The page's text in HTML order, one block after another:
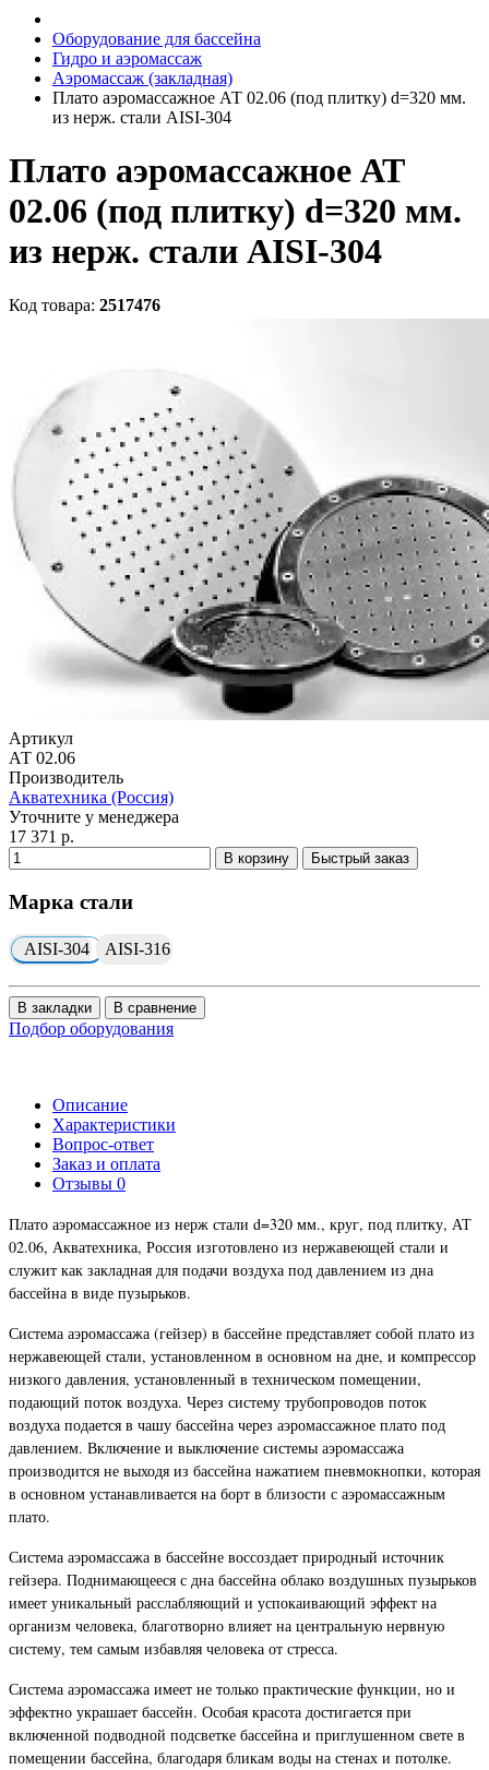
Оборудование для бассейна
Гидро и аэромассаж
Аэромассаж (закладная)
Плато аэромассажное АТ 02.06 (под плитку) d=320 мм.
из нерж. стали AISI-304
Плато аэромассажное АТ
02.06 (под плитку) d=320 мм.
из нерж. стали AISI-304
Код товара: 2517476
Артикул
АТ 02.06
Производитель
Акватехника (Россия)
Уточните у менеджера
17 371 р.
В корзину Быстрый заказ
Марка стали
AISI-304 AISI-316
В закладки В сравнение
Подбор оборудования
Описание
Характеристики
Вопрос-ответ
Заказ и оплата
Отзывы 0
Плато аэромассажное из нерж стали d=320 мм., круг, под плитку, АТ
02.06, Акватехника, Россия изготовлено из нержавеющей стали и
служит как закладная для подачи воздуха под давлением из дна
бассейна в виде пузырьков.
Система аэромассажа (гейзер) в бассейне представляет собой плато из
нержавеющей стали, установленном в основном на дне, и компрессор
низкого давления, установленный в техническом помещении,
подающий поток воздуха. Через систему трубопроводов поток
воздуха подается в чашу бассейна через аэромассажное плато под
давлением. Включение и выключение системы аэромассажа
производится не выходя из бассейна нажатием пневмокнопки, которая
в основном устанавливается на борт в близости с аэромассажным
плато.
Система аэромассажа в бассейне воссоздает природный источник
гейзера. Поднимающееся с дна бассейна облако воздушных пузырьков
имеет уникальный расслабляющий и успокаивающий эффект на
организм человека, благотворно влияет на центральную нервную
систему, тем самым избавляя человека от стресса.
Система аэромассажа имеет не только практические функции, но и
эффектно украшает бассейн. Особая красота достигается при
включенной подводной подсветке бассейна и приглушенном свете в
помещении бассейна, благодаря бликам воды на стенах и потолке.